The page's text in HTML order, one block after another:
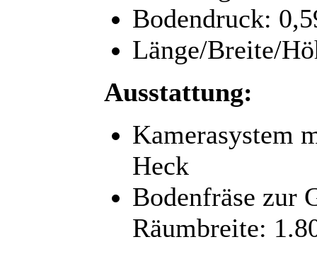
Bodendruck:
Länge/Breite/
Ausstattung:
Kamerasystem
Heck
Bodenfräse zur
Räumbreite: